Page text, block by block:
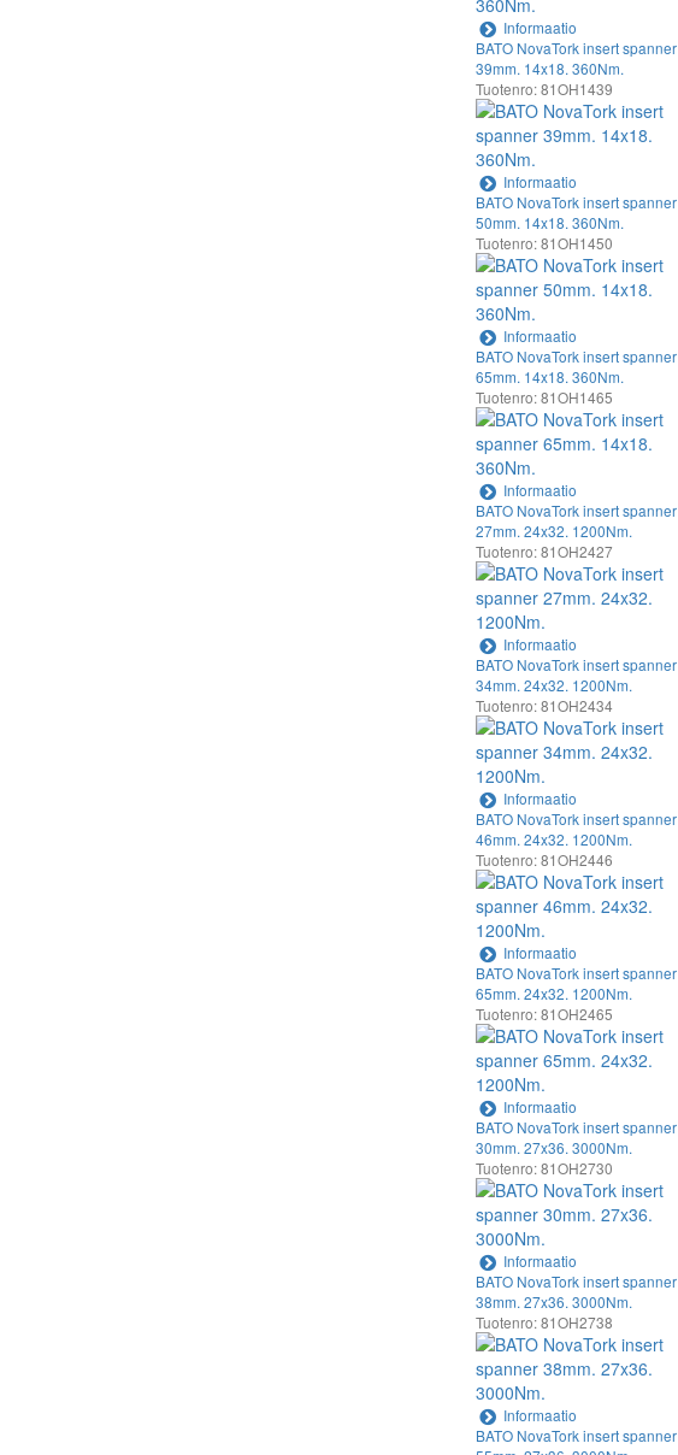
Informaatio
BATO NovaTork insert spanner
39mm. 14x18. 360Nm.
Tuotenro: 81OH1439
Informaatio
BATO NovaTork insert spanner
50mm. 14x18. 360Nm.
Tuotenro: 81OH1450
Informaatio
BATO NovaTork insert spanner
65mm. 14x18. 360Nm.
Tuotenro: 81OH1465
Informaatio
BATO NovaTork insert spanner
27mm. 24x32. 1200Nm.
Tuotenro: 81OH2427
Informaatio
BATO NovaTork insert spanner
34mm. 24x32. 1200Nm.
Tuotenro: 81OH2434
Informaatio
BATO NovaTork insert spanner
46mm. 24x32. 1200Nm.
Tuotenro: 81OH2446
Informaatio
BATO NovaTork insert spanner
65mm. 24x32. 1200Nm.
Tuotenro: 81OH2465
Informaatio
BATO NovaTork insert spanner
30mm. 27x36. 3000Nm.
Tuotenro: 81OH2730
Informaatio
BATO NovaTork insert spanner
38mm. 27x36. 3000Nm.
Tuotenro: 81OH2738
Informaatio
BATO NovaTork insert spanner